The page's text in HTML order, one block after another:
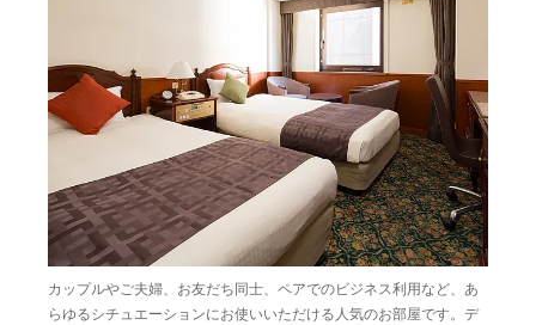
カップルやご夫婦、お友だち同士、ペアでのビジネス利用など、あ
らゆるシチュエーションにお使いいただける人気のお部屋です。デ